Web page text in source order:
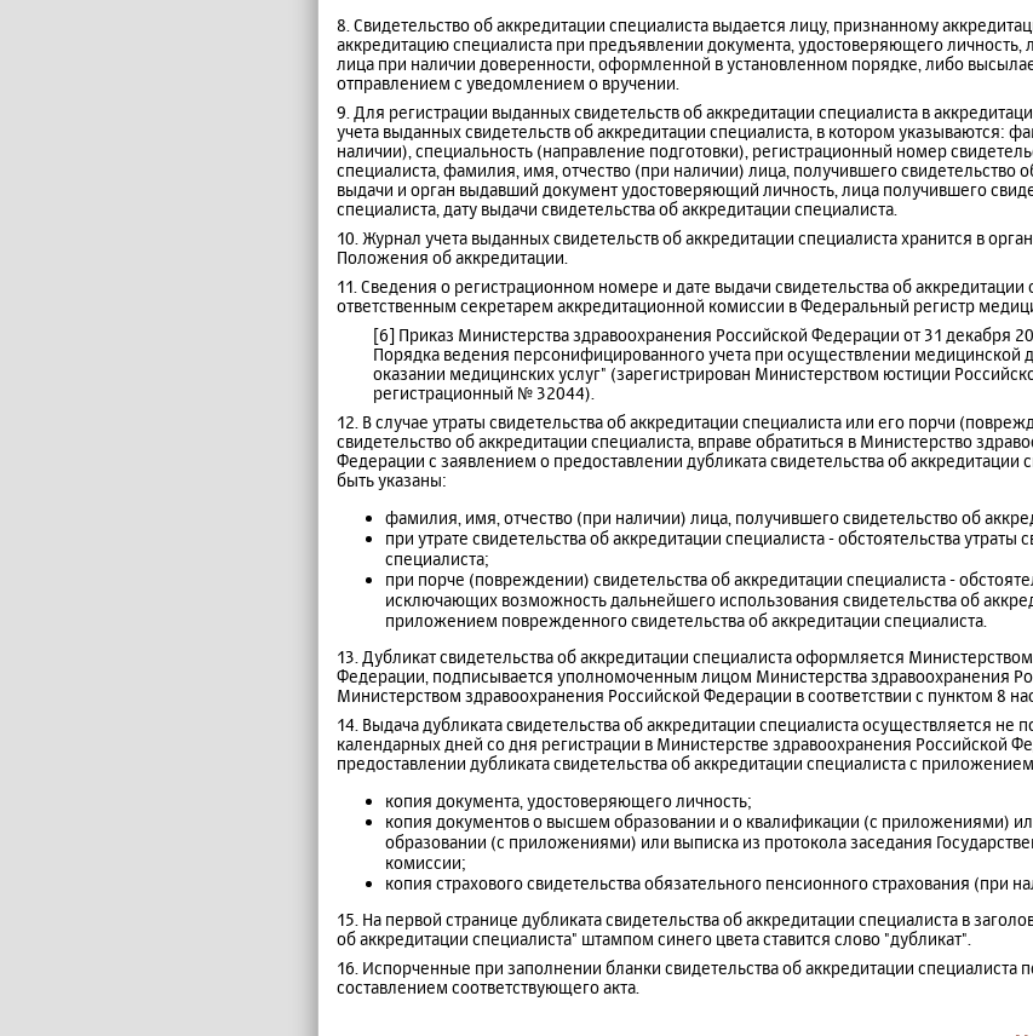
8. Свидетельство об аккредитации специалиста выдается лицу, признанному
аккредитацию специалиста при предъявлении документа, удостоверяющего личность,
лица при наличии доверенности, оформленной в установленном порядке, либо
отправлением с уведомлением о вручении.
9. Для регистрации выданных свидетельств об аккредитации специалиста в
учета выданных свидетельств об аккредитации специалиста, в котором указываются:
наличии), специальность (направление подготовки), регистрационный номер
специалиста, фамилия, имя, отчество (при наличии) лица, получившего свидетельство
выдачи и орган выдавший документ удостоверяющий личность, лица получившего
специалиста, дату выдачи свидетельства об аккредитации специалиста.
10. Журнал учета выданных свидетельств об аккредитации специалиста хранится в
Положения об аккредитации.
11. Сведения о регистрационном номере и дате выдачи свидетельства об аккредитации
ответственным секретарем аккредитационной комиссии в Федеральный регистр
[6] Приказ Министерства здравоохранения Российской Федерации от 31 декабря
Порядка ведения персонифицированного учета при осуществлении медицинской
оказании медицинских услуг" (зарегистрирован Министерством юстиции
регистрационный № 32044).
12. В случае утраты свидетельства об аккредитации специалиста или его порчи
свидетельство об аккредитации специалиста, вправе обратиться в Министерство
Федерации с заявлением о предоставлении дубликата свидетельства об аккредитации
быть указаны:
фамилия, имя, отчество (при наличии) лица, получившего свидетельство об
при утрате свидетельства об аккредитации специалиста - обстоятельства утраты
специалиста;
при порче (повреждении) свидетельства об аккредитации специалиста -
исключающих возможность дальнейшего использования свидетельства об
приложением поврежденного свидетельства об аккредитации специалиста.
13. Дубликат свидетельства об аккредитации специалиста оформляется
Федерации, подписывается уполномоченным лицом Министерства здравоохранения
Министерством здравоохранения Российской Федерации в соответствии с пунктом 8
14. Выдача дубликата свидетельства об аккредитации специалиста осуществляется не
календарных дней со дня регистрации в Министерстве здравоохранения Российской
предоставлении дубликата свидетельства об аккредитации специалиста с
копия документа, удостоверяющего личность;
копия документов о высшем образовании и о квалификации (с приложениями)
образовании (с приложениями) или выписка из протокола заседания
комиссии;
копия страхового свидетельства обязательного пенсионного страхования (при
15. На первой странице дубликата свидетельства об аккредитации специалиста в
об аккредитации специалиста" штампом синего цвета ставится слово "дубликат".
16. Испорченные при заполнении бланки свидетельства об аккредитации специалиста
составлением соответствующего акта.